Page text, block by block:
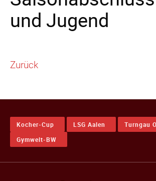
und Jugend
Zurück
Kocher-Cup LSG Aalen
Turngau
Gymwelt-BW